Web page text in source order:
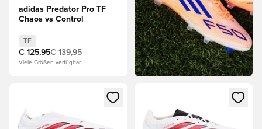
adidas Predator Pro TF
Chaos vs Control
TF
€ 125,95€ 139,95
Viele Größen verfügbar
Öffnet ein Fenster zum Anmelden oder Registrieren als
Öffnet ein Fenster zum